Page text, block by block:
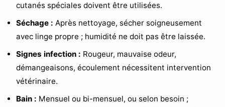
cutanés spéciales doivent être utilisées.
Séchage : Après nettoyage, sécher soigneusement
avec linge propre ; humidité ne doit pas être laissée.
Signes infection : Rougeur, mauvaise odeur,
démangeaisons, écoulement nécessitent intervention
vétérinaire.
Bain : Mensuel ou bi-mensuel, ou selon besoin ;